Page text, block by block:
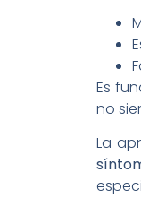
Es
no
La